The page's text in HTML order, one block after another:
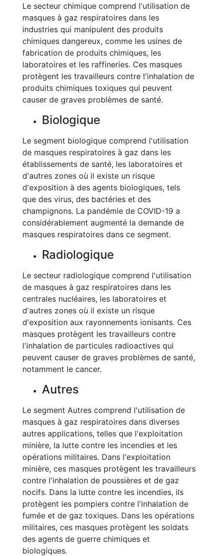
Le secteur chimique comprend l'utilisation de
masques à gaz respiratoires dans les
industries qui manipulent des produits
chimiques dangereux, comme les usines de
fabrication de produits chimiques, les
laboratoires et les raffineries. Ces masques
protègent les travailleurs contre l'inhalation de
produits chimiques toxiques qui peuvent
causer de graves problèmes de santé.
Biologique
Le segment biologique comprend l'utilisation
de masques respiratoires à gaz dans les
établissements de santé, les laboratoires et
d'autres zones où il existe un risque
d'exposition à des agents biologiques, tels
que des virus, des bactéries et des
champignons. La pandémie de COVID-19 a
considérablement augmenté la demande de
masques respiratoires dans ce segment.
Radiologique
Le secteur radiologique comprend l'utilisation
de masques à gaz respiratoires dans les
centrales nucléaires, les laboratoires et
d'autres zones où il existe un risque
d'exposition aux rayonnements ionisants. Ces
masques protègent les travailleurs contre
l'inhalation de particules radioactives qui
peuvent causer de graves problèmes de santé,
notamment le cancer.
Autres
Le segment Autres comprend l'utilisation de
masques à gaz respiratoires dans diverses
autres applications, telles que l'exploitation
minière, la lutte contre les incendies et les
opérations militaires. Dans l'exploitation
minière, ces masques protègent les travailleurs
contre l'inhalation de poussières et de gaz
nocifs. Dans la lutte contre les incendies, ils
protègent les pompiers contre l'inhalation de
fumée et de gaz toxiques. Dans les opérations
militaires, ces masques protègent les soldats
des agents de guerre chimiques et
biologiques.